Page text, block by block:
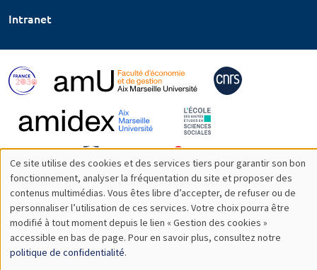
Intranet
Utilisation
des
données
personnelles
Ce site utilise des cookies et des services tiers pour garantir son bon
fonctionnement, analyser la fréquentation du site et proposer des
contenus multimédias. Vous êtes libre d’accepter, de refuser ou de
personnaliser l’utilisation de ces services. Votre choix pourra être
modifié à tout moment depuis le lien « Gestion des cookies »
accessible en bas de page. Pour en savoir plus, consultez notre
politique de confidentialité.